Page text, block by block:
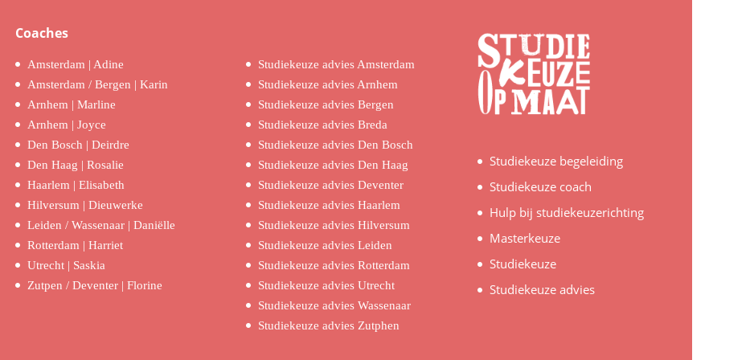
Coaches
Amsterdam | Adine
Amsterdam / Bergen | Karin
Arnhem | Marline
Arnhem | Joyce
Den Bosch | Deirdre
Den Haag | Rosalie
Haarlem | Elisabeth
Hilversum | Dieuwerke
Leiden / Wassenaar | Daniëlle
Rotterdam | Harriet
Utrecht | Saskia
Zutpen / Deventer | Florine
Studiekeuze advies Amsterdam
Studiekeuze advies Arnhem
Studiekeuze advies Bergen
Studiekeuze advies Breda
Studiekeuze advies Den Bosch
Studiekeuze advies Den Haag
Studiekeuze advies Deventer
Studiekeuze advies Haarlem
Studiekeuze advies Hilversum
Studiekeuze advies Leiden
Studiekeuze advies Rotterdam
Studiekeuze advies Utrecht
Studiekeuze advies Wassenaar
Studiekeuze advies Zutphen
Studiekeuze begeleiding
Studiekeuze coach
Hulp bij studiekeuzerichting
Masterkeuze
Studiekeuze
Studiekeuze advies